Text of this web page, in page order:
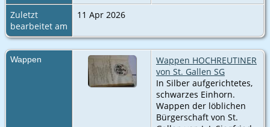
Zuletzt
bearbeitet am
11 Apr 2026
Wappen
Wappen HOCHREUTINER
von St. Gallen SG
In Silber aufgerichtetes,
schwarzes Einhorn.
Wappen der löblichen
Bürgerschaft von St.